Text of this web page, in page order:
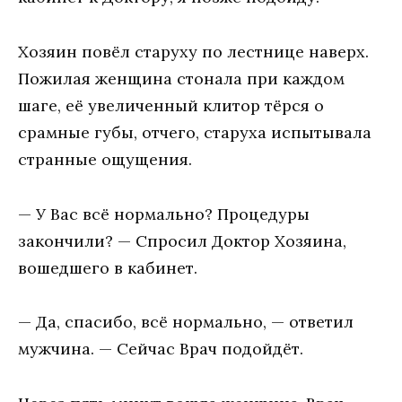
Хозяин повёл старуху по лестнице наверх.
Пожилая женщина стонала при каждом
шаге, её увеличенный клитор тёрся о
срамные губы, отчего, старуха испытывала
странные ощущения.
— У Вас всё нормально? Процедуры
закончили? — Спросил Доктор Хозяина,
вошедшего в кабинет.
— Да, спасибо, всё нормально, — ответил
мужчина. — Сейчас Врач подойдёт.